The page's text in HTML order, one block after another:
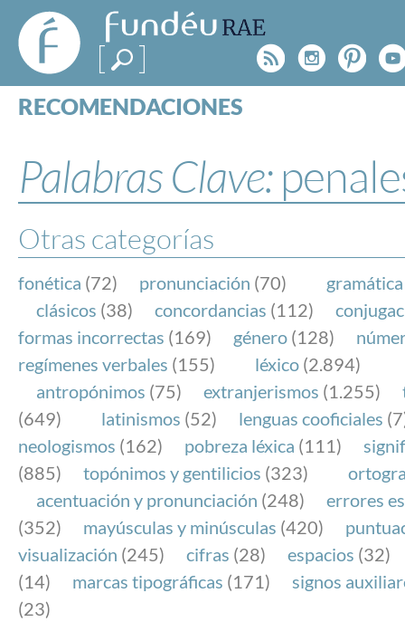
FundéuRAE
- Fundación
del Español
Urgente
Rss
RECOMENDACIONES
ESPECIALES
BLOG
NOTICIAS
SOBRE LA FUNDÉURAE
FundéuRAE es una fundación patrocinada por la
y la Real Academia Española, cuyo objetivo es
el buen uso del español en los medios de
Internet.
Palabras Clave:
Otras categorías
fonética (72) pronunciación (70) gramática
clásicos (38) concordancias (112)
formas incorrectas (169) género (128)
regímenes verbales (155) léxico (2.894)
antropónimos (75) extranjerismos (1.255)
(649)
latinismos (52) lenguas cooficiales
neologismos (162) pobreza léxica (111)
(885)
topónimos y gentilicios (323)
acentuación y pronunciación (248)
errores
(352)
mayúsculas y minúsculas (420)
visualización (245) cifras (28) espacios (32)
(14)
marcas tipográficas (171)
signos
(23)